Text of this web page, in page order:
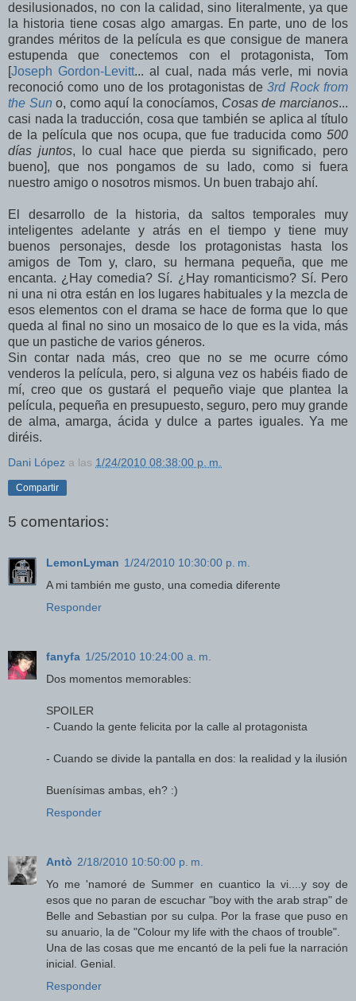
desilusionados, no con la calidad, sino literalmente, ya que
la historia tiene cosas algo amargas. En parte, uno de los
grandes méritos de la película es que consigue de manera
estupenda que conectemos con el protagonista, Tom
[Joseph Gordon-Levitt... al cual, nada más verle, mi novia
reconoció como uno de los protagonistas de3rd Rock from
the Sun o, como aquí la conocíamos, Cosas de marcianos...
casi nada la traducción, cosa que también se aplica al título
de la película que nos ocupa, que fue traducida como 500
días juntos, lo cual hace que pierda su significado, pero
bueno], que nos pongamos de su lado, como si fuera
nuestro amigo o nosotros mismos. Un buen trabajo ahí.
El desarrollo de la historia, da saltos temporales muy
inteligentes adelante y atrás en el tiempo y tiene muy
buenos personajes, desde los protagonistas hasta los
amigos de Tom y, claro, su hermana pequeña, que me
encanta. ¿Hay comedia? Sí. ¿Hay romanticismo? Sí. Pero
ni una ni otra están en los lugares habituales y la mezcla de
esos elementos con el drama se hace de forma que lo que
queda al final no sino un mosaico de lo que es la vida, más
que un pastiche de varios géneros.
Sin contar nada más, creo que no se me ocurre cómo
venderos la película, pero, si alguna vez os habéis fiado de
mí, creo que os gustará el pequeño viaje que plantea la
película, pequeña en presupuesto, seguro, pero muy grande
de alma, amarga, ácida y dulce a partes iguales. Ya me
diréis.
Dani López a las 1/24/2010 08:38:00 p. m.
Compartir
5 comentarios:
LemonLyman 1/24/2010 10:30:00 p. m.
A mi también me gusto, una comedia diferente
Responder
fanyfa 1/25/2010 10:24:00 a. m.
Dos momentos memorables:
SPOILER
- Cuando la gente felicita por la calle al protagonista
- Cuando se divide la pantalla en dos: la realidad y la ilusión
Buenísimas ambas, eh? :)
Responder
Antò 2/18/2010 10:50:00 p. m.
Yo me 'namoré de Summer en cuantico la vi....y soy de
esos que no paran de escuchar "boy with the arab strap" de
Belle and Sebastian por su culpa. Por la frase que puso en
su anuario, la de "Colour my life with the chaos of trouble".
Una de las cosas que me encantó de la peli fue la narración
inicial. Genial.
Responder